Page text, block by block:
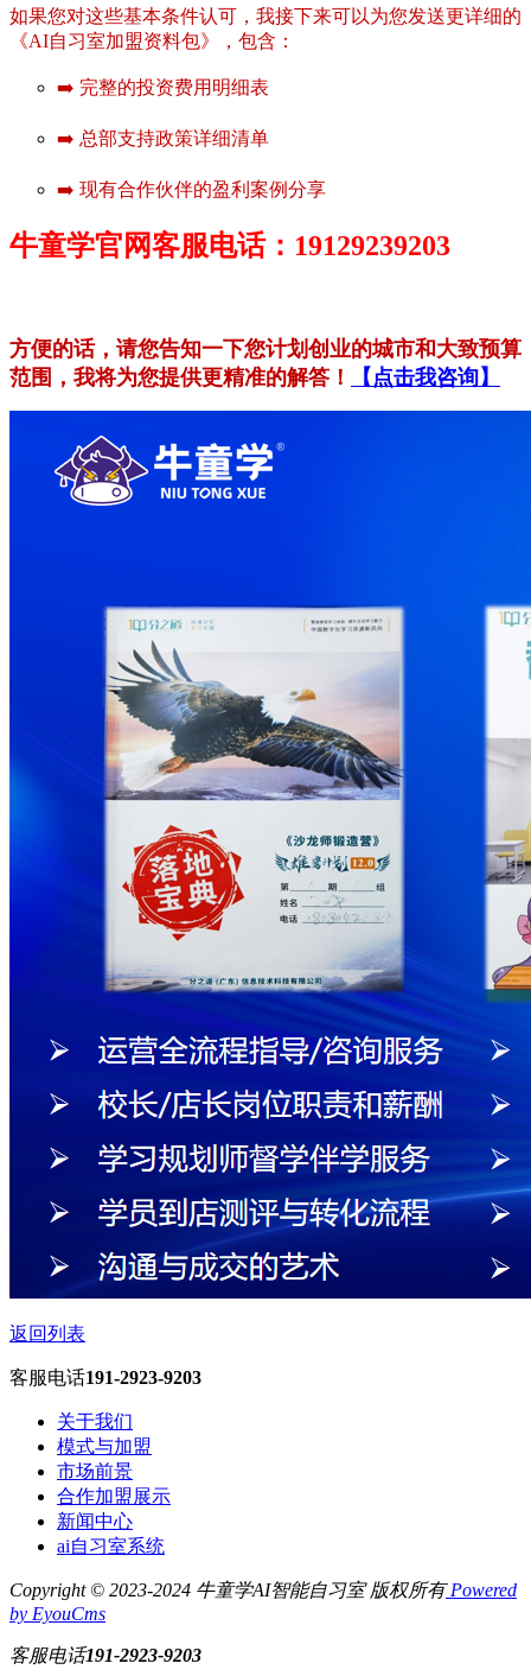
如果您对这些基本条件认可，我接下来可以为您发送更详细的
《AI自习室加盟资料包》，包含：
➡️ 完整的投资费用明细表
➡️ 总部支持政策详细清单
➡️ 现有合作伙伴的盈利案例分享
牛童学官网客服电话：19129239203
方便的话，请您告知一下您计划创业的城市和大致预算
范围，我将为您提供更精准的解答！
【点击我咨询】
返回列表
客服电话191-2923-9203
关于我们
模式与加盟
市场前景
合作加盟展示
新闻中心
ai自习室系统
Copyright © 2023-2024 牛童学AI智能自习室 版权所有Powered
by EyouCms
客服电话191-2923-9203